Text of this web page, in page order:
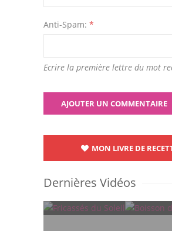
Anti-Spam: *
Ecrire la première lettre du mot
MON LIVRE DE
Dernières Vidéos